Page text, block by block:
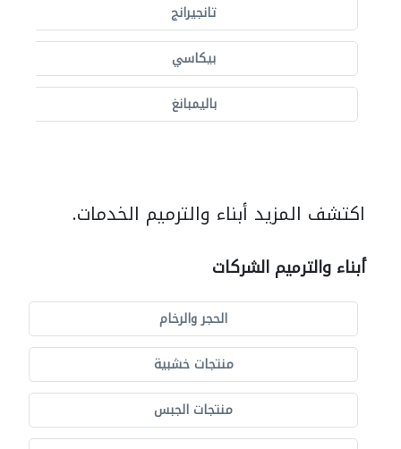
تانجيرانج
بيكاسي
باليمبانغ
اكتشف المزيد أبناء والترميم الخدمات.
أبناء والترميم الشركات
الحجر والرخام
منتجات خشبية
منتجات الجبس